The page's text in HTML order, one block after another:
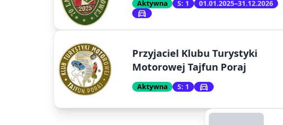
Aktywna S: 1 01.01.2025–31.12.2026
Przyjaciel Klubu Turystyki
Motorowej Tajfun Poraj
Aktywna S: 1